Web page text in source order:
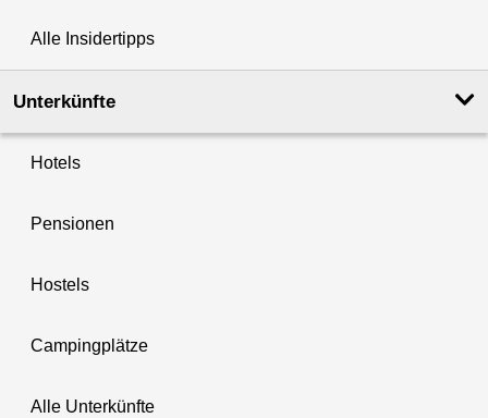
Alle Insidertipps
Unterkünfte
Hotels
Pensionen
Hostels
Campingplätze
Alle Unterkünfte